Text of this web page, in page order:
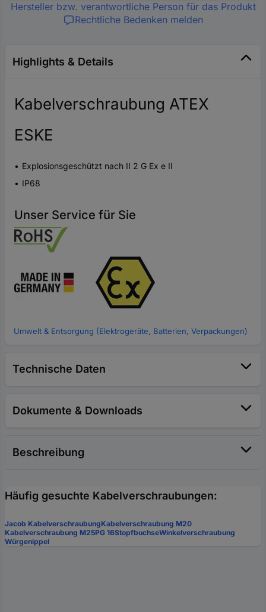
Hersteller bzw. verantwortliche Person für das Produkt
Rechtliche Bedenken melden
Highlights & Details
Kabelverschraubung ATEX
ESKE
Explosionsgeschützt nach II 2 G Ex e II
IP68
Unser Service für Sie
Umwelt & Entsorgung (Elektrogeräte, Batterien, Verpackungen)
Technische Daten
Dokumente & Downloads
Beschreibung
Häufig gesuchte Kabelverschraubungen:
Jacob KabelverschraubungKabelverschraubung M20
Kabelverschraubung M25PG 16StopfbuchseWinkelverschraubung
Würgenippel